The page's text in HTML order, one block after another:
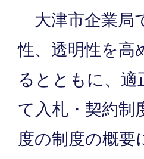
大津市企業局
性、透明性を高
るとともに、適
て入札・契約制
度の制度の概